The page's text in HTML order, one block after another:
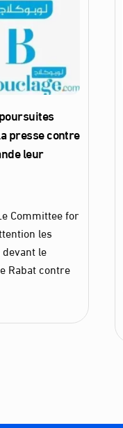
presse contre
leur
Committee for
les
le
Rabat contre